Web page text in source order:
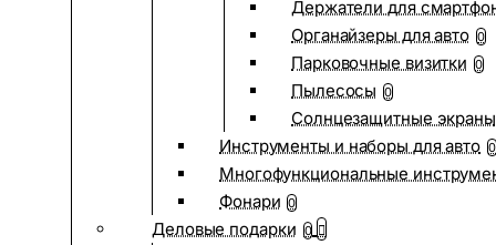
Держатели для
Органайзеры для авто 0
Парковочные визитки 0
Пылесосы 0
Солнцезащитные экраны
Инструменты и наборы для авто 0
Многофункциональные
Фонари 0
Деловые подарки 0